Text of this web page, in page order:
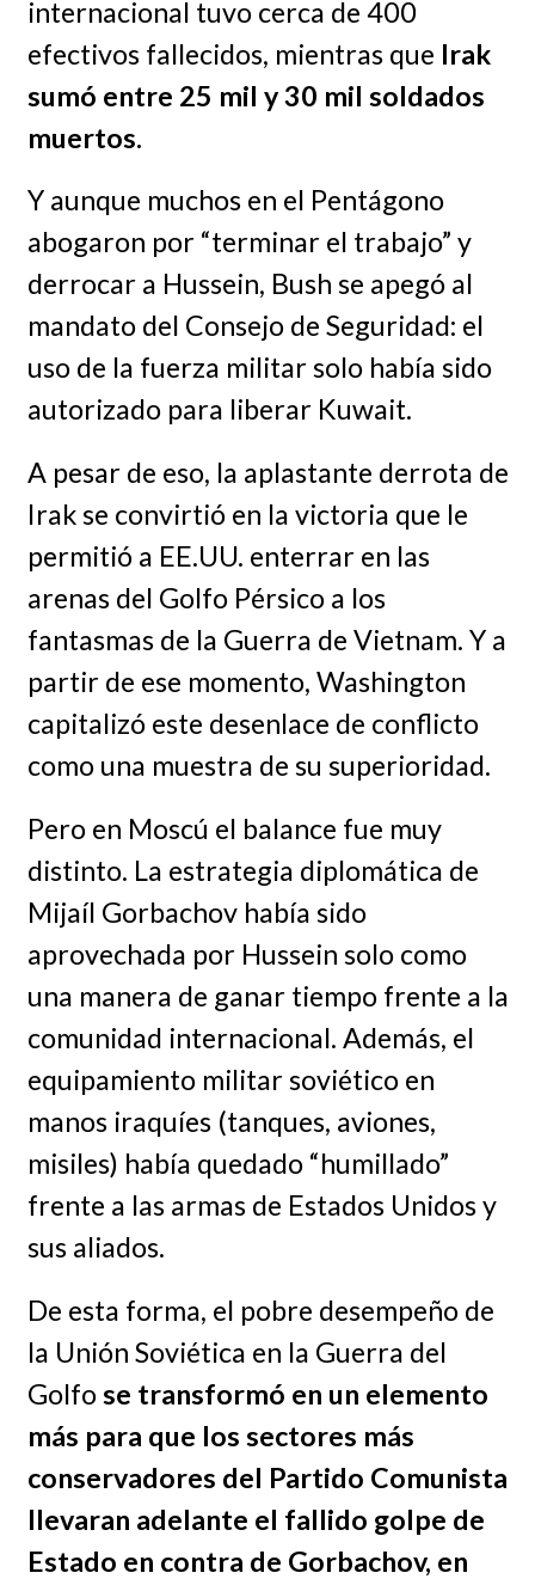
internacional tuvo cerca de 400
efectivos fallecidos, mientras que Irak
sumó entre 25 mil y 30 mil soldados
muertos.
Y aunque muchos en el Pentágono
abogaron por “terminar el trabajo” y
derrocar a Hussein, Bush se apegó al
mandato del Consejo de Seguridad: el
uso de la fuerza militar solo había sido
autorizado para liberar Kuwait.
A pesar de eso, la aplastante derrota de
Irak se convirtió en la victoria que le
permitió a EE.UU. enterrar en las
arenas del Golfo Pérsico a los
fantasmas de la Guerra de Vietnam. Y a
partir de ese momento, Washington
capitalizó este desenlace de conflicto
como una muestra de su superioridad.
Pero en Moscú el balance fue muy
distinto. La estrategia diplomática de
Mijaíl Gorbachov había sido
aprovechada por Hussein solo como
una manera de ganar tiempo frente a la
comunidad internacional. Además, el
equipamiento militar soviético en
manos iraquíes (tanques, aviones,
misiles) había quedado “humillado”
frente a las armas de Estados Unidos y
sus aliados.
De esta forma, el pobre desempeño de
la Unión Soviética en la Guerra del
Golfose transformó en un elemento
más para que los sectores más
conservadores del Partido Comunista
llevaran adelante el fallido golpe de
Estado en contra de Gorbachov, en